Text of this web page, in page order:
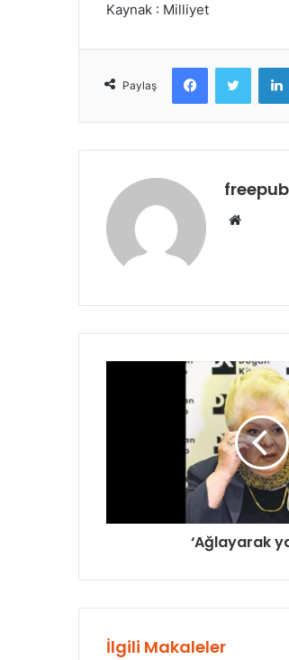
Kaynak : Milliyet
Paylaş
FacebookTwitter
Web
‘Ağlayarak
İlgili Makaleler